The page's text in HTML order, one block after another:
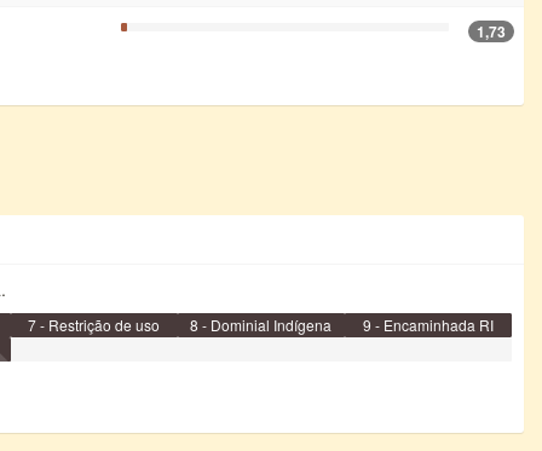
1,73
7 - Restrição de uso 8 - Dominial Indígena 9 - Encaminhada RI